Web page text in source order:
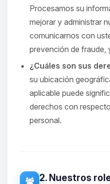
Procesamos su
mejorar y administrar
comunicarnos con
prevención de fraude,
¿Cuáles son sus
su ubicación
aplicable puede
derechos con
personal.
2. Nuestros